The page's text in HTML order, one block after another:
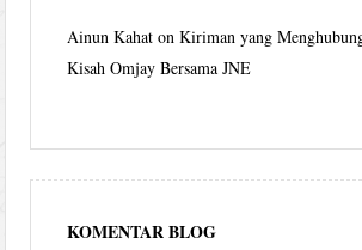
Ainun Kahat onKiriman yang
Kisah Omjay Bersama JNE
KOMENTAR BLOG